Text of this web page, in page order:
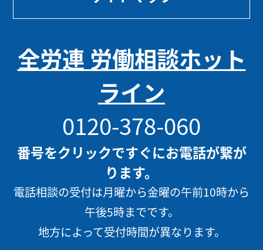
全労連 労働相談ホット
ライン
0120-378-060
番号をクリックですぐにお電話が繋が
ります。
電話相談の受付は月曜から金曜の午前10時から
午後5時までです。
地方によって受付時間が異なります。